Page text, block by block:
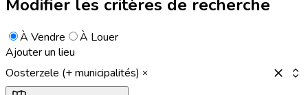
Modifier les critères de recherche
À Vendre
À Louer
Ajouter un lieu
Oosterzele (+ municipalités)